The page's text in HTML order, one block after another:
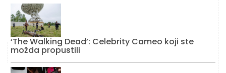
‘The Walking Dead’: Celebrity Cameo koji ste
možda propustili